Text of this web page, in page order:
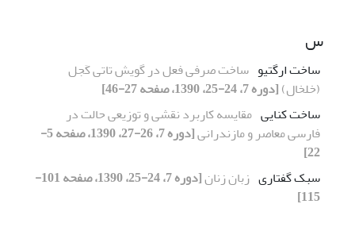
س
ساخت ارگتیو ساخت صرفی فعل در گویش تاتی کَجل
(خلخال)[دوره 7، 24-25، 1390، صفحه 27-46]
ساخت کنایی مقایسه کاربرد نقشی و توزیعی حالت در
فارسی معاصر و مازندرانی
[دوره 7، 26-27، 1390، صفحه 5-
22]
سبک گفتاری زبان زنان
[دوره 7، 24-25، 1390، صفحه 101-
115]